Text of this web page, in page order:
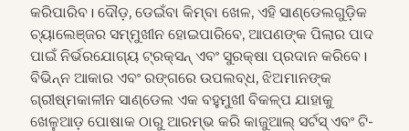
କରିପାରିବ। ଦୌଡ଼, ଡେଇଁବା କିମ୍ବା ଖେଳ, ଏହି ସାଣ୍ଡେଲଗୁଡ଼ିକ
ଚ୍ୟାଲେଞ୍ଜର ସମ୍ମୁଖୀନ ହୋଇପାରିବେ, ଆପଣଙ୍କ ପିଲାର ପାଦ
ପାଇଁ ନିର୍ଭରଯୋଗ୍ୟ ଟ୍ରକ୍ସନ୍ ଏବଂ ସୁରକ୍ଷା ପ୍ରଦାନ କରିବେ।
ବିଭିନ୍ନ ଆକାର ଏବଂ ରଙ୍ଗରେ ଉପଲବ୍ଧ, ଝିଅମାନଙ୍କ
ଗ୍ରୀଷ୍ମକାଳୀନ ସାଣ୍ଡେଲ ଏକ ବହୁମୁଖୀ ବିକଳ୍ପ ଯାହାକୁ
ଖେଳୁଆଡ଼ ପୋଷାକ ଠାରୁ ଆରମ୍ଭ କରି କାଜୁଆଲ୍ ସର୍ଟସ୍ ଏବଂ ଟି-